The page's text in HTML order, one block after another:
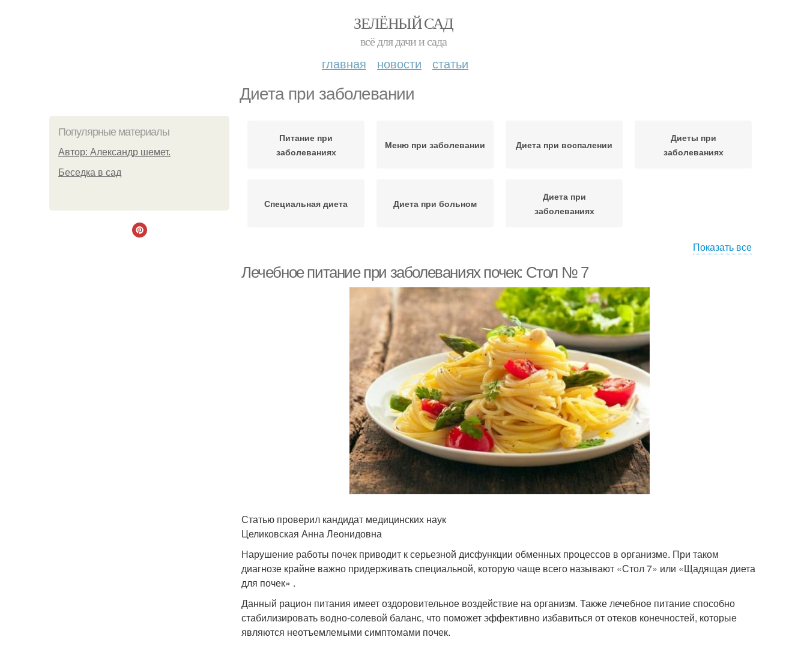
ЗЕЛЁНЫЙ САД
всё для дачи и сада
главная новости статьи
Диета при заболевании
Популярные материалы
Автор: Александр шемет.
Беседка в сад
Питание при
заболеваниях
Меню при заболевании Диета при воспалении
Диеты при
заболеваниях
Специальная диета Диета при больном
Диета при
заболеваниях
Показать все
Лечебное питание при заболеваниях почек: Стол № 7
Статью проверил кандидат медицинских наук
Целиковская Анна Леонидовна
Нарушение работы почек приводит к серьезной дисфункции обменных процессов в организме. При таком
диагнозе крайне важно придерживать специальной, которую чаще всего называют «Стол 7» или «Щадящая диета
для почек» .
Данный рацион питания имеет оздоровительное воздействие на организм. Также лечебное питание способно
стабилизировать водно-солевой баланс, что поможет эффективно избавиться от отеков конечностей, которые
являются неотъемлемыми симптомами почек.